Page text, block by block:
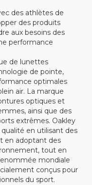
des athlètes de
des produits
aux besoins des
performance
de lunettes
de pointe,
optimales
air. La marque
optiques et
ainsi que des
extrêmes. Oakley
en utilisant des
en adoptant des
tout en
mondiale
conçus pour
du sport.